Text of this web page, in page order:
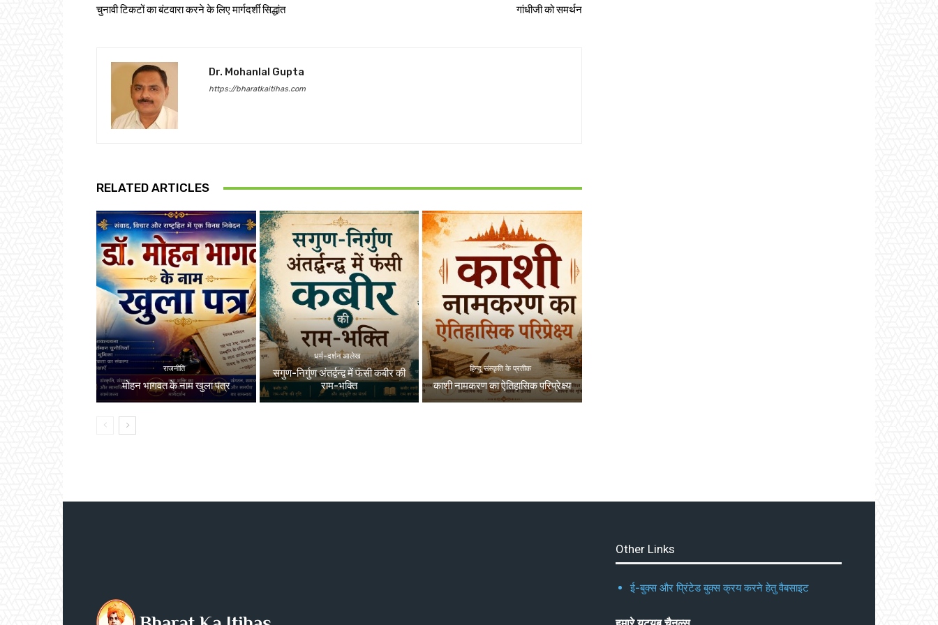
चुनावी टिकटों का बंटवारा करने के लिए मार्गदर्शी सिद्धांत गांधीजी को समर्थन
Dr. Mohanlal Gupta
https://bharatkaitihas.com
RELATED ARTICLES
राजनीति
मोहन भागवत के नाम खुला पत्र
धर्म-दर्शन आलेख
सगुण-निर्गुण अंतर्द्वन्द्व में फंसी कबीर की
राम-भक्ति
हिन्दू संस्कृति के प्रतीक
काशी नामकरण का ऐतिहासिक परिप्रेक्ष्य
Other Links
ई-बुक्स और प्रिंटेड बुक्स क्रय करने हेतु वैबसाइट